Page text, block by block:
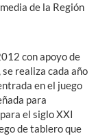
de la Región
con apoyo de
realiza cada año
en el juego
para
el siglo XXI
de tablero que